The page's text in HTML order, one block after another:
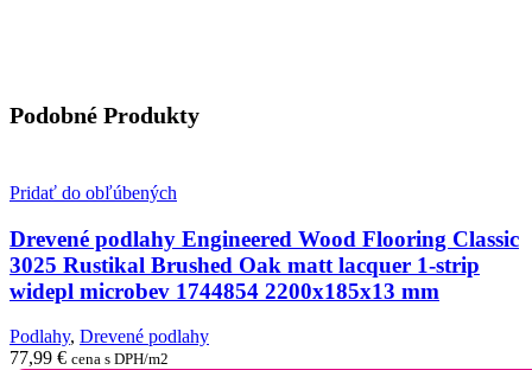
Podobné Produkty
Pridať do obľúbených
Drevené podlahy Engineered Wood Flooring Classic
3025 Rustikal Brushed Oak matt lacquer 1-strip
widepl microbev 1744854 2200x185x13 mm
Podlahy, Drevené podlahy
77,99 € cena s DPH/m2